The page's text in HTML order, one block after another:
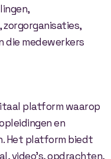
die medewerkers
platform waarop
en
Het platform biedt
video’s, opdrachten,